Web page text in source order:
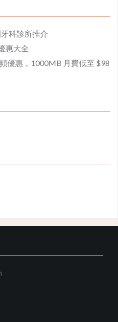
科診所推介
惠大全
優惠，1000MB 月費低至 $98